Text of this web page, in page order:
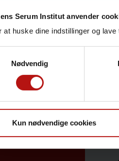
Serum Institut anvender
at huske dine indstillinger og
Nødvendig
Kun nødvendige cookies